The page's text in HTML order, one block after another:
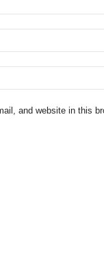
and website in this